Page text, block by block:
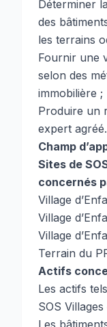
Déterminer
des
les terrains
Fournir une
selon des
immobilière ;
Produire un
expert agréé.
Champ
Sites de
concernés
Village
Village
Village
Terrain du
Actifs
Les actifs
SOS Villages
Les